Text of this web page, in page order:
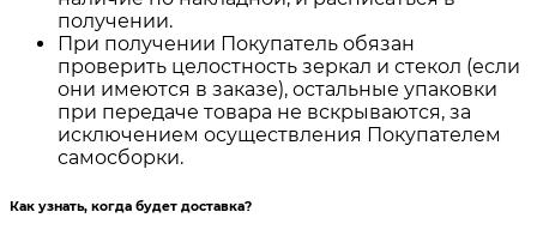
получении.
При получении Покупатель обязан
проверить целостность зеркал и стекол (если
они имеются в заказе), остальные упаковки
при передаче товара не вскрываются, за
исключением осуществления Покупателем
самосборки.
Как узнать, когда будет доставка?